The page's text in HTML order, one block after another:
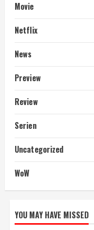
Movie
Netflix
News
Preview
Review
Serien
Uncategorized
WoW
YOU MAY HAVE MISSED